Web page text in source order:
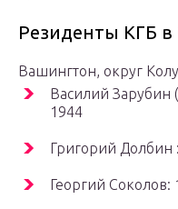
Резиденты КГБ
Вашингтон, округ
Василий Зарубин
1944
Григорий Долбин
Георгий Соколов: